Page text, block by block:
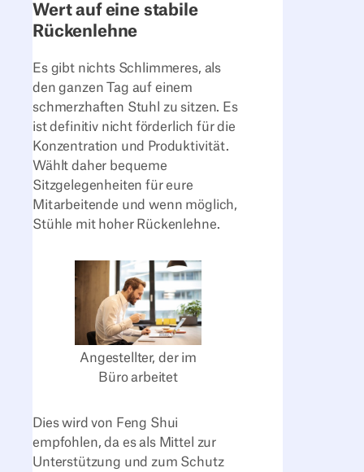
Wert auf eine stabile
Rückenlehne
Es gibt nichts Schlimmeres, als
den ganzen Tag auf einem
schmerzhaften Stuhl zu sitzen. Es
ist definitiv nicht förderlich für die
Konzentration und Produktivität.
Wählt daher bequeme
Sitzgelegenheiten für eure
Mitarbeitende und wenn möglich,
Stühle mit hoher Rückenlehne.
Angestellter, der im
Büro arbeitet
Dies wird von Feng Shui
empfohlen, da es als Mittel zur
Unterstützung und zum Schutz